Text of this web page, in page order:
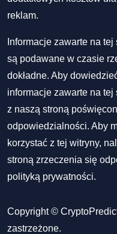
reklam.
Informacje zawarte na
są podawane w czasie
dokładne. Aby
informacje zawarte na
z naszą stroną
odpowiedzialności. Aby
korzystać z tej witryny,
stroną zrzeczenia się
polityką prywatności.
Copyright ©
zastrzeżone.